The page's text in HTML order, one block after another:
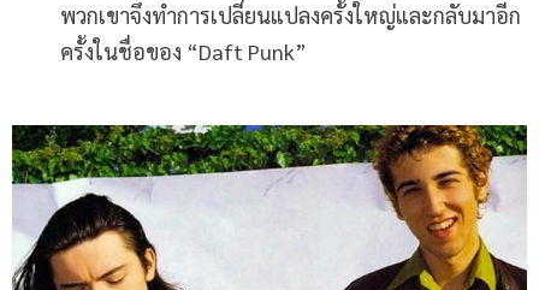
พวกเขาจึงทำการเปลี่ยนแปลงครั้งใหญ่และกลับมาอีก
ครั้งในชื่อของ “Daft Punk”